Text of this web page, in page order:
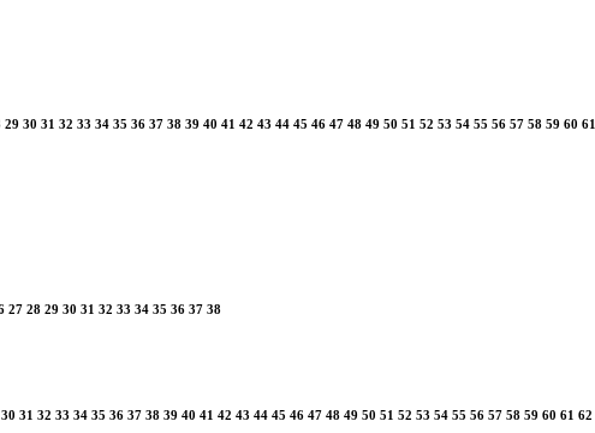
29 30 31 32 33 34 35 36 37 38 39 40 41 42 43 44 45 46 47 48 49 50 51 52 53 54 55 56 57 58 59 60 61
27 28 29 30 31 32 33 34 35 36 37 38
30 31 32 33 34 35 36 37 38 39 40 41 42 43 44 45 46 47 48 49 50 51 52 53 54 55 56 57 58 59 60 61 62